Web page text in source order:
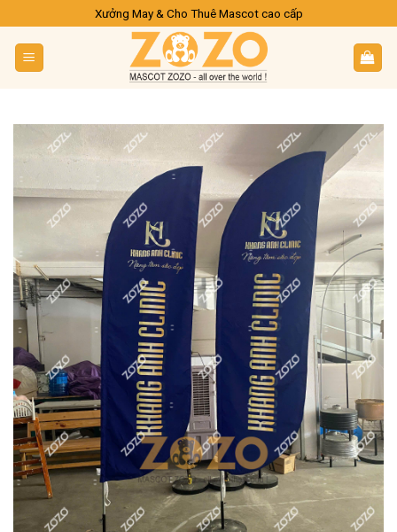
content
Xưởng May & Cho Thuê Mascot cao cấp